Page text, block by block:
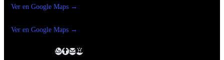
Ver en Google Maps →
Ver en Google Maps →